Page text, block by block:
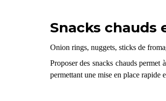
Snacks
Onion rings, nuggets, sticks de
Proposer des snacks chauds
permettant une mise en place rapide